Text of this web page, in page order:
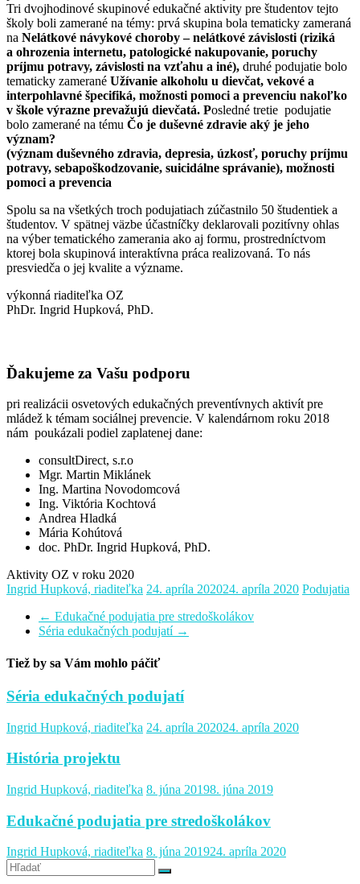
Tri dvojhodinové skupinové edukačné aktivity pre študentov tejto
školy boli zamerané na témy: prvá skupina bola tematicky zameraná
na Nelátkové návykové choroby – nelátkové závislosti (riziká
a ohrozenia internetu, patologické nakupovanie, poruchy
príjmu potravy, závislosti na vzťahu a iné), druhé podujatie bolo
tematicky zamerané Užívanie alkoholu u dievčat, vekové a
interpohlavné špecifiká, možnosti pomoci a prevenciu nakoľko
v škole výrazne prevažujú dievčatá. Posledné tretie podujatie
bolo zamerané na tému Čo je duševné zdravie aký je jeho
význam?
(význam duševného zdravia, depresia, úzkosť, poruchy príjmu
potravy, sebapoškodzovanie, suicidálne správanie), možnosti
pomoci a prevencia
Spolu sa na všetkých troch podujatiach zúčastnilo 50 študentiek a
študentov. V spätnej väzbe účastníčky deklarovali pozitívny ohlas
na výber tematického zamerania ako aj formu, prostredníctvom
ktorej bola skupinová interaktívna práca realizovaná. To nás
presviedča o jej kvalite a význame.
výkonná riaditeľka OZ
PhDr. Ingrid Hupková, PhD.
Ďakujeme za Vašu podporu
pri realizácii osvetových edukačných preventívnych aktivít pre
mládež k témam sociálnej prevencie. V kalendárnom roku 2018
nám poukázali podiel zaplatenej dane:
consultDirect, s.r.o
Mgr. Martin Miklánek
Ing. Martina Novodomcová
Ing. Viktória Kochtová
Andrea Hladká
Mária Kohútová
doc. PhDr. Ingrid Hupková, PhD.
Aktivity OZ v roku 2020
Ingrid Hupková, riaditeľka 24. apríla 202024. apríla 2020 Podujatia
← Edukačné podujatia pre stredoškolákov
Séria edukačných podujatí →
Tiež by sa Vám mohlo páčiť
Séria edukačných podujatí
Ingrid Hupková, riaditeľka 24. apríla 202024. apríla 2020
História projektu
Ingrid Hupková, riaditeľka 8. júna 20198. júna 2019
Edukačné podujatia pre stredoškolákov
Ingrid Hupková, riaditeľka 8. júna 201924. apríla 2020